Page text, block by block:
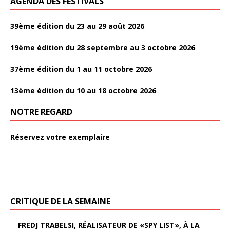
39ème édition du 23 au 29 août 2026
19ème édition du 28 septembre au 3 octobre 2026
37ème édition du 1 au 11 octobre 2026
13ème édition du 10 au 18 octobre 2026
NOTRE REGARD
Réservez votre exemplaire
CRITIQUE DE LA SEMAINE
FREDJ TRABELSI, RÉALISATEUR DE «SPY LIST», À LA